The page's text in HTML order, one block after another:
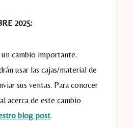
2025:
cambio importante.
usar las cajas/material de
sus ventas. Para conocer
acerca de este cambio
blog post.